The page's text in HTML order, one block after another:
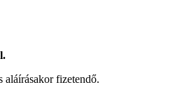
aláírásakor fizetendő.